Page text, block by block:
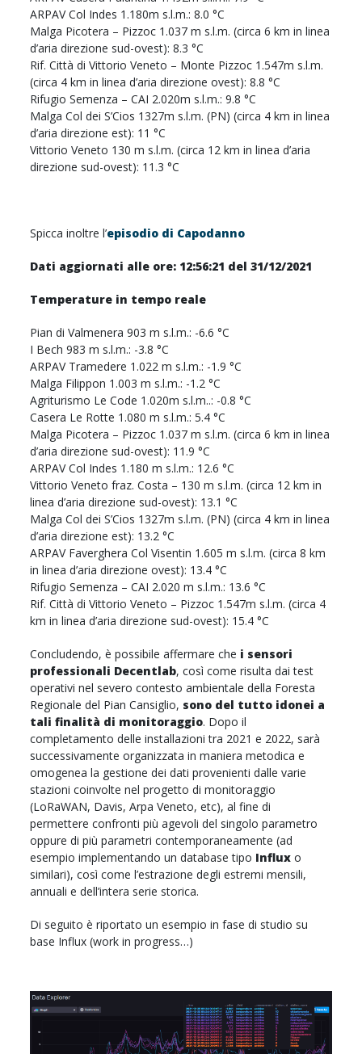
ARPAV Col Indes 1.180m s.l.m.: 8.0 °C
Malga Picotera – Pizzoc 1.037 m s.l.m. (circa 6 km in linea
d’aria direzione sud-ovest): 8.3 °C
Rif. Città di Vittorio Veneto – Monte Pizzoc 1.547m s.l.m.
(circa 4 km in linea d’aria direzione ovest): 8.8 °C
Rifugio Semenza – CAI 2.020m s.l.m.: 9.8 °C
Malga Col dei S’Cios 1327m s.l.m. (PN) (circa 4 km in linea
d’aria direzione est): 11 °C
Vittorio Veneto 130 m s.l.m. (circa 12 km in linea d’aria
direzione sud-ovest): 11.3 °C
Spicca inoltre l’episodio di Capodanno
Dati aggiornati alle ore: 12:56:21 del 31/12/2021
Temperature in tempo reale
Pian di Valmenera 903 m s.l.m.: -6.6 °C
I Bech 983 m s.l.m.: -3.8 °C
ARPAV Tramedere 1.022 m s.l.m.: -1.9 °C
Malga Filippon 1.003 m s.l.m.: -1.2 °C
Agriturismo Le Code 1.020m s.l.m..: -0.8 °C
Casera Le Rotte 1.080 m s.l.m.: 5.4 °C
Malga Picotera – Pizzoc 1.037 m s.l.m. (circa 6 km in linea
d’aria direzione sud-ovest): 11.9 °C
ARPAV Col Indes 1.180 m s.l.m.: 12.6 °C
Vittorio Veneto fraz. Costa – 130 m s.l.m. (circa 12 km in
linea d’aria direzione sud-ovest): 13.1 °C
Malga Col dei S’Cios 1327m s.l.m. (PN) (circa 4 km in linea
d’aria direzione est): 13.2 °C
ARPAV Faverghera Col Visentin 1.605 m s.l.m. (circa 8 km
in linea d’aria direzione ovest): 13.4 °C
Rifugio Semenza – CAI 2.020 m s.l.m.: 13.6 °C
Rif. Città di Vittorio Veneto – Pizzoc 1.547m s.l.m. (circa 4
km in linea d’aria direzione sud-ovest): 15.4 °C
Concludendo, è possibile affermare che i sensori
professionali Decentlab, così come risulta dai test
operativi nel severo contesto ambientale della Foresta
Regionale del Pian Cansiglio, sono del tutto idonei a
tali finalità di monitoraggio. Dopo il
completamento delle installazioni tra 2021 e 2022, sarà
successivamente organizzata in maniera metodica e
omogenea la gestione dei dati provenienti dalle varie
stazioni coinvolte nel progetto di monitoraggio
(LoRaWAN, Davis, Arpa Veneto, etc), al fine di
permettere confronti più agevoli del singolo parametro
oppure di più parametri contemporaneamente (ad
esempio implementando un database tipo Influx o
similari), così come l’estrazione degli estremi mensili,
annuali e dell’intera serie storica.
Di seguito è riportato un esempio in fase di studio su
base Influx (work in progress…)